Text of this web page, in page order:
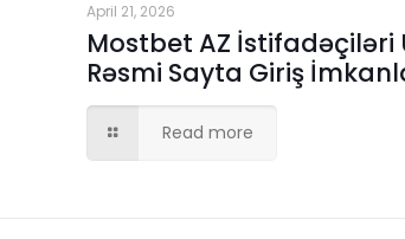
April 21, 2026
Mostbet AZ İstifadəçiləri
Rəsmi Sayta Giriş
Read more